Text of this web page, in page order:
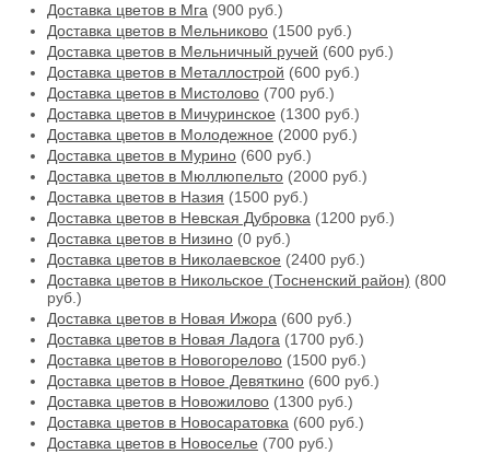
Доставка цветов в Мга (900 руб.)
Доставка цветов в Мельниково (1500 руб.)
Доставка цветов в Мельничный ручей (600 руб.)
Доставка цветов в Металлострой (600 руб.)
Доставка цветов в Мистолово (700 руб.)
Доставка цветов в Мичуринское (1300 руб.)
Доставка цветов в Молодежное (2000 руб.)
Доставка цветов в Мурино (600 руб.)
Доставка цветов в Мюллюпельто (2000 руб.)
Доставка цветов в Назия (1500 руб.)
Доставка цветов в Невская Дубровка (1200 руб.)
Доставка цветов в Низино (0 руб.)
Доставка цветов в Николаевское (2400 руб.)
Доставка цветов в Никольское (Тосненский район) (800
руб.)
Доставка цветов в Новая Ижора (600 руб.)
Доставка цветов в Новая Ладога (1700 руб.)
Доставка цветов в Новогорелово (1500 руб.)
Доставка цветов в Новое Девяткино (600 руб.)
Доставка цветов в Новожилово (1300 руб.)
Доставка цветов в Новосаратовка (600 руб.)
Доставка цветов в Новоселье (700 руб.)